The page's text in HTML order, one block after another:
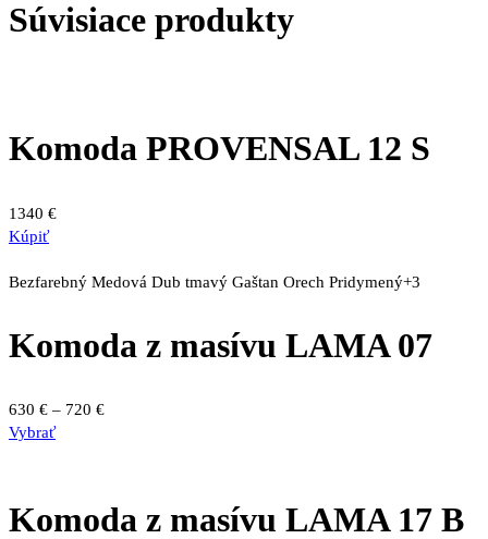
Súvisiace produkty
Komoda PROVENSAL 12 S
1340 €
Kúpiť
Bezfarebný Medová Dub tmavý Gaštan Orech Pridymený+3
Komoda z masívu LAMA 07
630 € – 720 €Price
VybraťTento
variantov.
Komoda z masívu LAMA 17 B